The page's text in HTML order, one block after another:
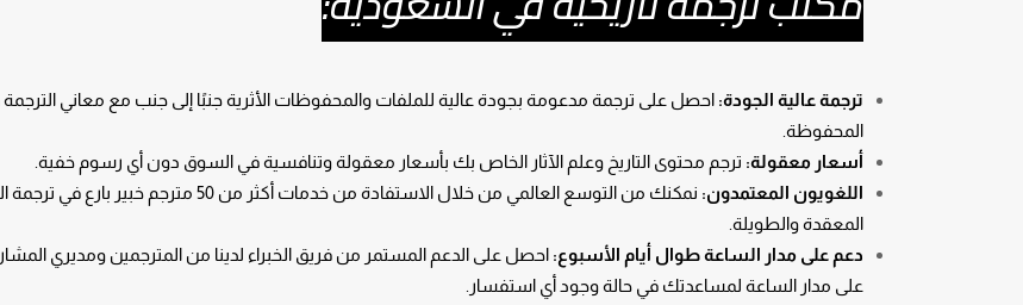
ترجمة عالية الجودة: احصل على ترجمة مدعومة بجودة عالية للملفات والمحفوظات الأثرية جنبًا إلى جنب مع معاني
المحفوظة.
أسعار معقولة: ترجم محتوى التاريخ وعلم الآثار الخاص بك بأسعار معقولة وتنافسية في السوق دون أي رسوم خفية.
اللغويون المعتمدون:
نمكنك من التوسع العالمي من خلال الاستفادة من خدمات أكثر من 50 مترجم
المعقدة والطويلة.
دعم على مدار الساعة طوال أيام الأسبوع:احصل على الدعم المستمر من فريق الخبراء لدينا من المترجمين ومديري
على مدار الساعة لمساعدتك في حالة وجود أي استفسار.